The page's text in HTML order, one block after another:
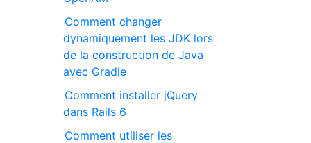
Comment changer
dynamiquement les JDK lors
de la construction de Java
avec Gradle
Comment installer jQuery
dans Rails 6
Comment utiliser les